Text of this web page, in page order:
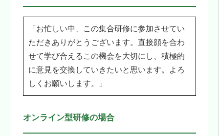
「お忙しい中、この集合研修に参加させてい
ただきありがとうございます。直接顔を合わ
せて学び合えるこの機会を大切にし、積極的
に意見を交換していきたいと思います。よろ
しくお願いします。」
オンライン型研修の場合